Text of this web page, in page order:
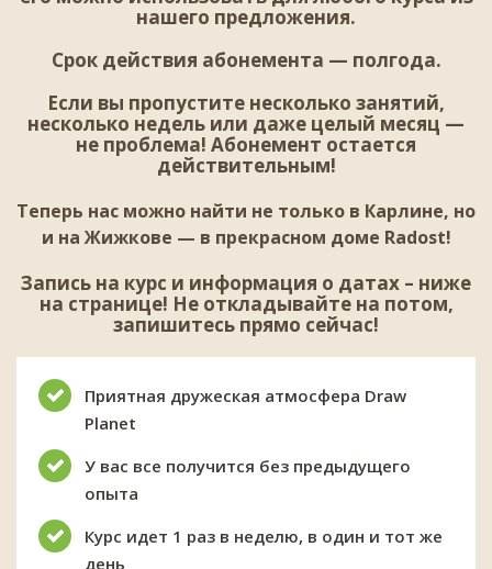
нашего предложения.
Срок действия абонемента — полгода.
Если вы пропустите несколько занятий,
несколько недель или даже целый месяц —
не проблема! Абонемент остается
действительным!
Теперь нас можно найти не только в Карлине, но
и на Жижкове — в прекрасном доме Radost!
Запись на курс и информация о датах – ниже
на странице! Не откладывайте на потом,
запишитесь прямо сейчас!
Приятная дружеская атмосфера Draw
Planet
У вас все получится без предыдущего
опыта
Курс идет 1 раз в неделю, в один и тот же
день